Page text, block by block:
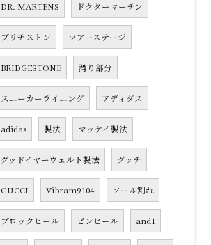
DR. MARTENS ドクターマーチン
ブリヂストン ツアーステージ
BRIDGESTONE 滑り部分
スニーカーライニング アディダス
adidas 製法 マッケイ製法
グッドイヤーウェルト製法 グッチ
GUCCI Vibram9104 ソール割れ
ブロックヒール ピンヒール and1